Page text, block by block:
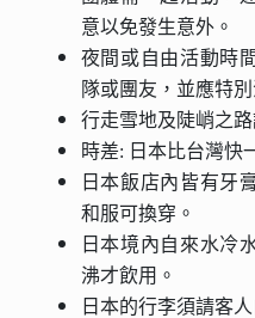
意以免發生意外。
夜間或自由活動時
隊或團友，並應特
行走雪地及陡峭之路
時差: 日本比台灣快
日本飯店內皆有牙
和服可換穿。
日本境內自來水冷
沸才飲用。
日本的行李須請客